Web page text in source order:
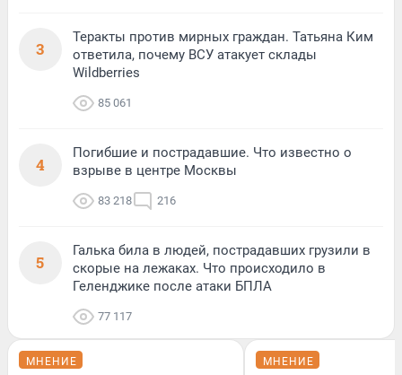
3
Теракты против мирных граждан. Татьяна Ким
ответила, почему ВСУ атакует склады
Wildberries
85 061
4
Погибшие и пострадавшие. Что известно о
взрыве в центре Москвы
83 218 216
5
Галька била в людей, пострадавших грузили в
скорые на лежаках. Что происходило в
Геленджике после атаки БПЛА
77 117
МНЕНИЕ МНЕНИЕ